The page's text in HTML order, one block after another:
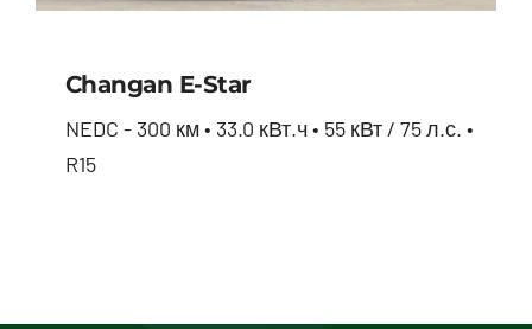
Changan E-Star
NEDC - 300 км • 33.0 кВт.ч • 55 кВт / 75 л.с. •
R15